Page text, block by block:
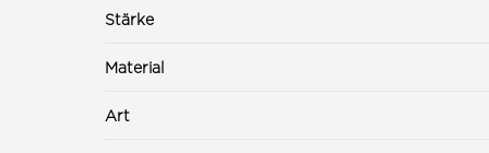
Stärke
Material
Art